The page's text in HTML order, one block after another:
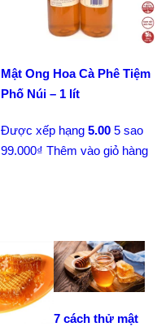
Mật Ong Hoa Cà Phê Tiệm
Phố Núi – 1 lít
Được xếp hạng 5.00 5 sao
99.000₫ Thêm vào giỏ hàng
7 cách thử mật